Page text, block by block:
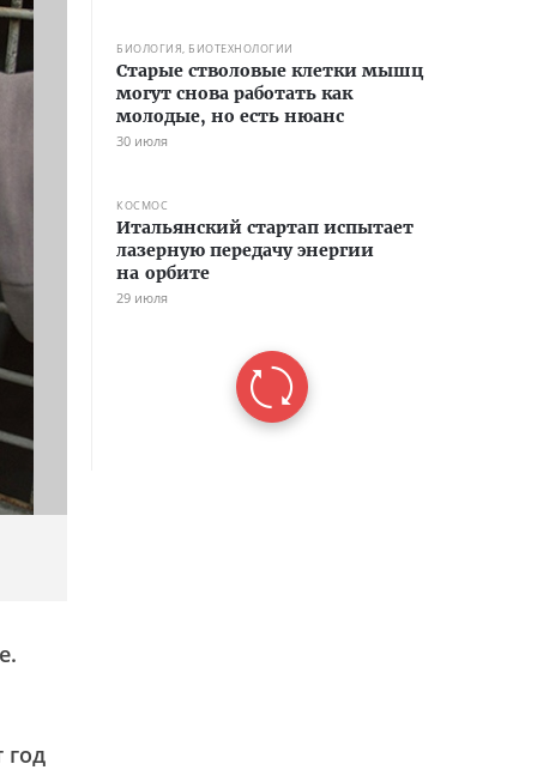
год
БИОЛОГИЯ, БИОТЕХНОЛОГИИ
Старые стволовые клетки мышц
могут снова работать как
молодые, но есть нюанс
30 июля
КОСМОС
Итальянский стартап испытает
лазерную передачу энергии
на орбите
29 июля